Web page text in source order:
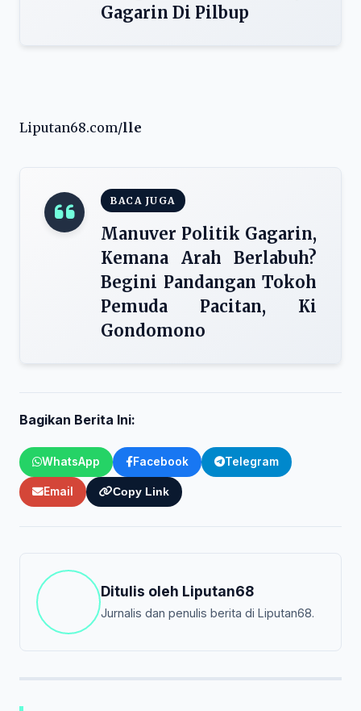
Gagarin Di Pilbup
Liputan68.com/lle
BACA JUGA
Manuver Politik Gagarin,
Kemana Arah Berlabuh?
Begini Pandangan Tokoh
Pemuda Pacitan, Ki
Gondomono
Bagikan Berita Ini:
WhatsApp Facebook Telegram
Email Copy Link
Ditulis oleh Liputan68
Jurnalis dan penulis berita di Liputan68.